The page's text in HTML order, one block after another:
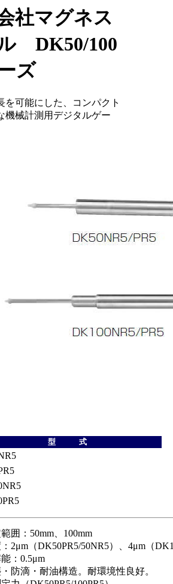
社マグネス
DK50/100
ズ
を可能にした、コンパクト
機械計測用デジタルゲー
型 式
囲：50mm、100mm
2μm（DK50PR5/50NR5）、4μm（
能：0.5μm
防滴・耐油構造。耐環境性良好。